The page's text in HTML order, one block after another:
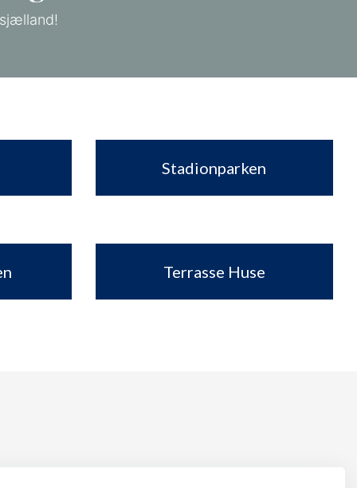
Stadionparken
Terrasse Huse